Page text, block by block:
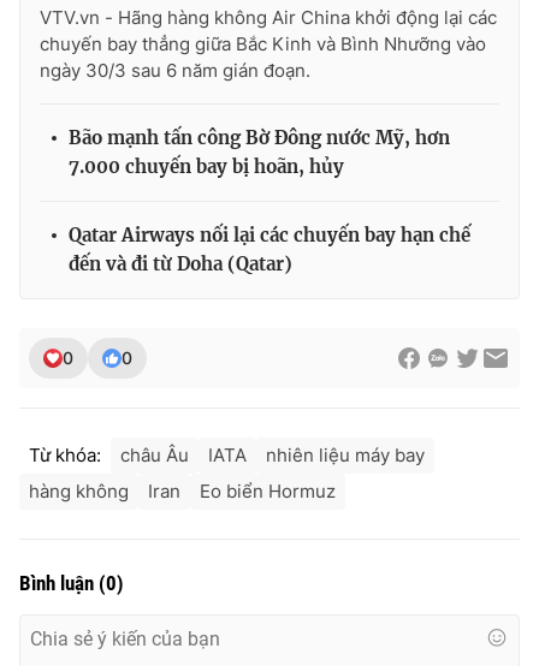
Ðiện thoại Thời báo VTV:024.66 897 897
Email:toasoan@vtv.vn
Liên hệ quảng cáo:024-7300.7108
thuận bằng văn bản. Ghi rõ nguồn VTV.vn khi phát hành lại
thông tin từ website này.
VTV.vn - Hãng hàng không Air China khởi động lại các
chuyến bay thẳng giữa Bắc Kinh và Bình Nhưỡng vào
ngày 30/3 sau 6 năm gián đoạn.
Bão mạnh tấn công Bờ Đông nước Mỹ, hơn
7.000 chuyến bay bị hoãn, hủy
Qatar Airways nối lại các chuyến bay hạn chế
đến và đi từ Doha (Qatar)
0 0
Từ khóa: châu Âu IATA
nhiên liệu máy bay
hàng không
Iran Eo biển Hormuz
Bình luận (0)